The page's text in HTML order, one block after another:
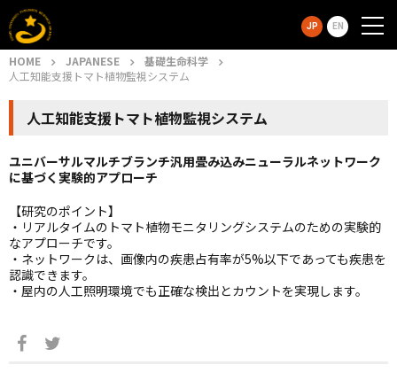
JP EN
HOME JAPANESE
基礎生命科学
人工知能支援トマト植物監視システム
人工知能支援トマト植物監視システム
ユニバーサルマルチブランチ汎用畳み込みニューラルネットワーク
に基づく実験的アプローチ
【研究のポイント】
・リアルタイムのトマト植物モニタリングシステムのための実験的
なアプローチです。
・ネットワークは、画像内の疾患占有率が5%以下であっても疾患を
認識できます。
・屋内の人工照明環境でも正確な検出とカウントを実現します。